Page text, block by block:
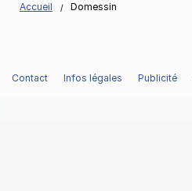
Accueil Domessin
Contact Infos légales Publicité